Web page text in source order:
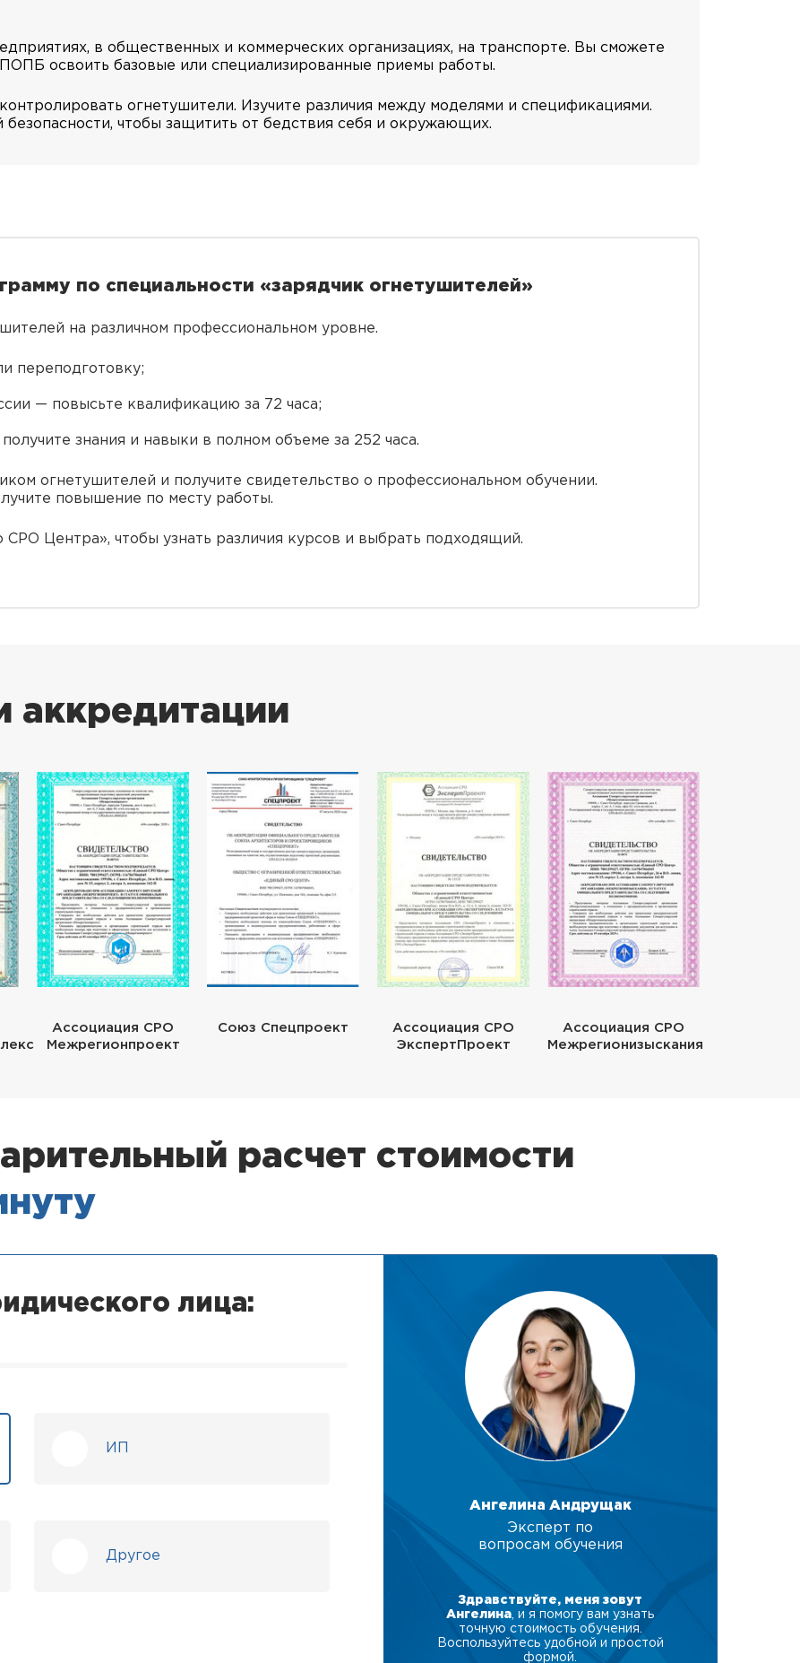
в общественных и коммерческих организациях, на транспорте. Вы сможете
освоить базовые или специализированные приемы работы.
огнетушители. Изучите различия между моделями и спецификациями.
чтобы защитить от бедствия себя и окружающих.
по специальности «зарядчик огнетушителей»
на различном профессиональном уровне.
переподготовку;
— повысьте квалификацию за 72 часа;
знания и навыки в полном объеме за 252 часа.
огнетушителей и получите свидетельство о профессиональном обучении.
повышение по месту работы.
Центра», чтобы узнать различия курсов и выбрать подходящий.
аккредитации
Ассоциация СРО
Межрегионпроект
Союз Спецпроект
Ассоциация СРО
ЭкспертПроект
Ассоциация СРО
Межрегионизыскания
расчет стоимости
лица:
ИП
Другое
Ангелина Андрущак
Эксперт по
вопросам обучения
Здравствуйте, меня зовут
Ангелина , и я помогу вам узнать
точную стоимость обучения.
Воспользуйтесь удобной и простой
формой.